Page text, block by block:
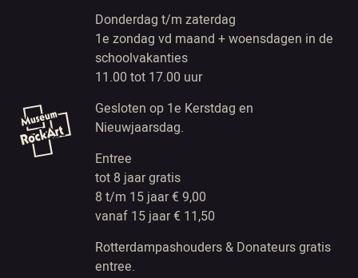
Donderdag t/m zaterdag
1e zondag vd maand + woensdagen in de
schoolvakanties
11.00 tot 17.00 uur
Gesloten op 1e Kerstdag en
Nieuwjaarsdag.
Entree
tot 8 jaar gratis
8 t/m 15 jaar € 9,00
vanaf 15 jaar € 11,50
Rotterdampashouders & Donateurs gratis
entree.